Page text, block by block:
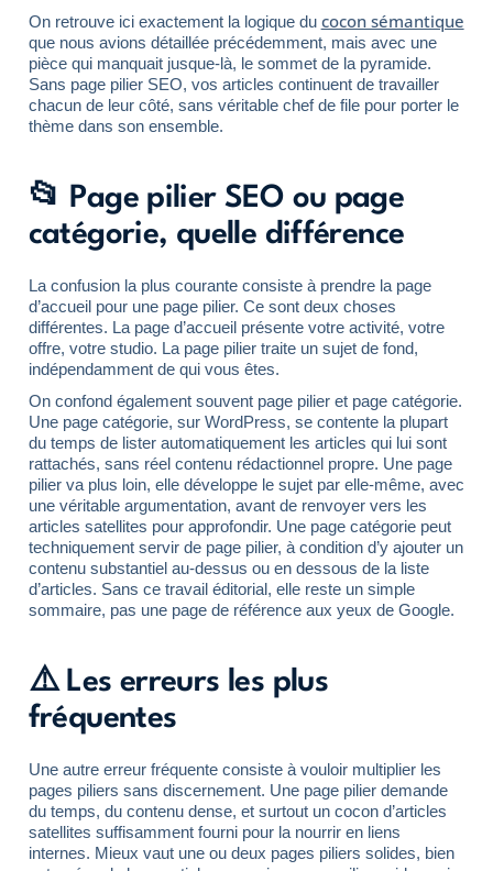
On retrouve ici exactement la logique du cocon sémantique
que nous avions détaillée précédemment, mais avec une
pièce qui manquait jusque-là, le sommet de la pyramide.
Sans page pilier SEO, vos articles continuent de travailler
chacun de leur côté, sans véritable chef de file pour porter le
thème dans son ensemble.
📂 Page pilier SEO ou page
catégorie, quelle différence
La confusion la plus courante consiste à prendre la page
d’accueil pour une page pilier. Ce sont deux choses
différentes. La page d’accueil présente votre activité, votre
offre, votre studio. La page pilier traite un sujet de fond,
indépendamment de qui vous êtes.
On confond également souvent page pilier et page catégorie.
Une page catégorie, sur WordPress, se contente la plupart
du temps de lister automatiquement les articles qui lui sont
rattachés, sans réel contenu rédactionnel propre. Une page
pilier va plus loin, elle développe le sujet par elle-même, avec
une véritable argumentation, avant de renvoyer vers les
articles satellites pour approfondir. Une page catégorie peut
techniquement servir de page pilier, à condition d’y ajouter un
contenu substantiel au-dessus ou en dessous de la liste
d’articles. Sans ce travail éditorial, elle reste un simple
sommaire, pas une page de référence aux yeux de Google.
⚠️ Les erreurs les plus
fréquentes
Une autre erreur fréquente consiste à vouloir multiplier les
pages piliers sans discernement. Une page pilier demande
du temps, du contenu dense, et surtout un cocon d’articles
satellites suffisamment fourni pour la nourrir en liens
internes. Mieux vaut une ou deux pages piliers solides, bien